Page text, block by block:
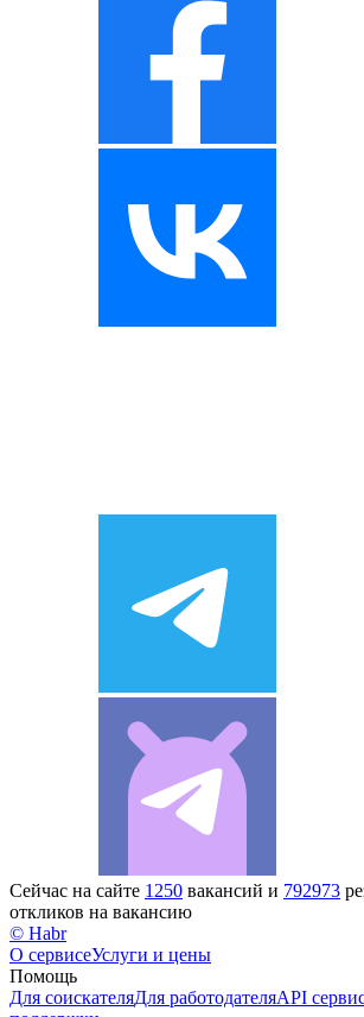
Сейчас на сайте 1250 вакансий и 792973
откликов на вакансию
© Habr
О сервисеУслуги и цены
Помощь
Для соискателяДля работодателяAPI